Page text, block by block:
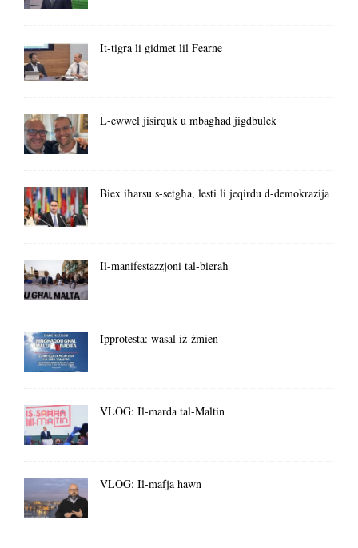
It-tigra li gidmet lil Fearne
L-ewwel jisirquk u mbagħad jigdbulek
Biex iħarsu s-setgħa, lesti li jeqirdu d-demokrazija
Il-manifestazzjoni tal-bieraħ
Ipprotesta: wasal iż-żmien
VLOG: Il-marda tal-Maltin
VLOG: Il-mafja hawn